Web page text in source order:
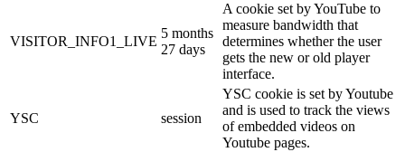
VISITOR_INFO1_LIVE
5 months
27 days
A cookie set by YouTube to
measure bandwidth that
determines whether the user
gets the new or old player
interface.
YSC session
YSC cookie is set by Youtube
and is used to track the views
of embedded videos on
Youtube pages.